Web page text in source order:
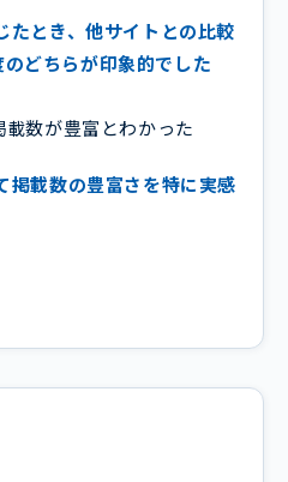
たとき、他サイトとの比較
どちらが印象的でした
数が豊富とわかった
掲載数の豊富さを特に実感